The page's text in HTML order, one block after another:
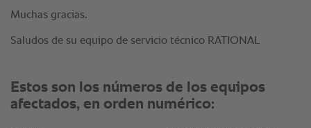
Muchas gracias.
Saludos de su equipo de servicio técnico RATIONAL